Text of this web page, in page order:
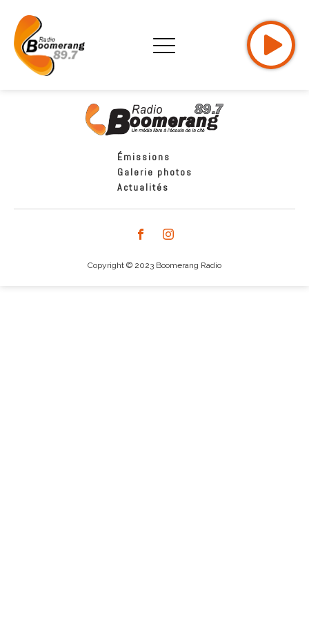
Émissions
Galerie photos
Actualités
Copyright © 2023 Boomerang Radio